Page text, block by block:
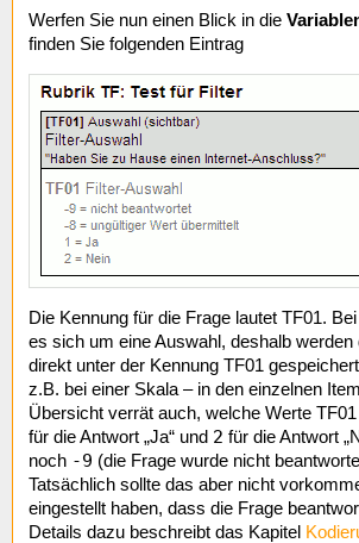
Werfen Sie nun einen Blick in die
finden Sie folgenden Eintrag
Die Kennung für die Frage lautet TF01.
es sich um eine Auswahl, deshalb werden
direkt unter der Kennung TF01
z.B. bei einer Skala – in den einzelnen
Übersicht verrät auch, welche Werte
für die Antwort „Ja“ und 2 für die Antwort
noch -9 (die Frage wurde nicht
Tatsächlich sollte das aber nicht
eingestellt haben, dass die Frage
Details dazu beschreibt das Kapitel